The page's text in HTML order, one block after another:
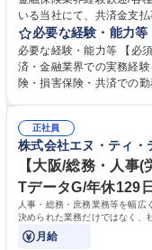
いる当社にて、共済金支
付・内容確認・審査・デ
い合わせ電話対応や書類発送等を担当し
内容確認、および共済金
用システムへのデータ入
指定する業務 募集職種 横浜市【共済金支払事務】金融保険業界経験歓迎/
各種手当充実/転勤無
必要な経験・能力等
必要な経験・能力等 【必
済・金融業界での実務経
険・損害保険・共済での
務へのキャリアチェンジ希望者も大歓迎
大学 高専 短大 専修学校
正社員
株式会社エヌ・ティ・
【大阪/総務・人事
TデータG/年休129
人事・総務・庶務業務等を幅広
決められた業務だけではなく、
て柔軟に対応いただくことを期
月給